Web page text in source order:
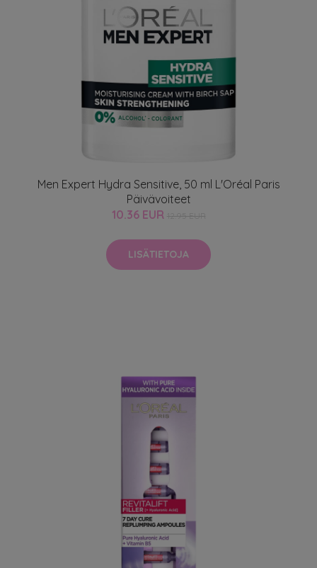
Men Expert Hydra Sensitive, 50 ml L'Oréal Paris
Päivävoiteet
10.36 EUR
LISÄTIETOJA